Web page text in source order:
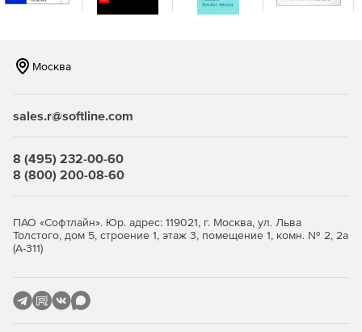
карте инфраструктуры и могут просматривать только
обеспечением.
Удобная панель инструментов, предоставляющая
доступ к данным проведенной проверки.
Простое управление системой XI благодаря контролю
Уведомление пользователей о результатах проверок.
Москва
sales.r@softline.com
8 (495) 232-00-60
8 (800) 200-08-60
ПАО «Софтлайн». Юр. адрес: 119021, г. Москва, ул. Льва
Толстого, дом 5, строение 1, этаж 3, помещение 1, комн. № 2, 2а
(А-311)